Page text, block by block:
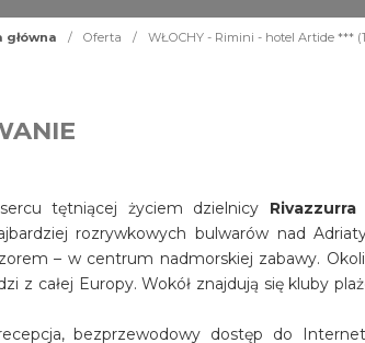
główna / Oferta / WŁOCHY - Rimini - hotel Artide ***
tętniącej życiem dzielnicy
rozrywkowych bulwarów nad
– w centrum nadmorskiej zabawy.
z całej Europy. Wokół znajdują się kluby
bezprzewodowy dostęp do